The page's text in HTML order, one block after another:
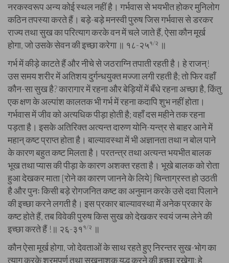
नरकस्वरूप अन्य कोई स्थल नहीं है। गर्भवास से भयभीत होकर मुनिलोग
कठिन तपस्या करते हैं। बड़े-बड़े मनस्वी पुरुष जिस गर्भवास से डरकर
राज्य तथा सुख का परित्याग करके वन में चले जाते हैं, ऐसा कौन मूर्ख
होगा, जो उसके सेवन की इच्छा करेगा ॥ १८-२५१/२ ॥
गर्भ में कीड़े काटते हैं और नीचे से जठराग्नि तपाती रहती है। हे राजन्‌!
उस समय शरीर में अतिशय दुर्गन्धयुक्त मज्जा लगी रहती है; तो फिर वहाँ
कौन-सा सुख है? कारागार में रहना और बेड़ियों में बँधे रहना अच्छा है, किंतु
एक क्षण के अल्पांश कालतक भी गर्भ में रहना कदापि शुभ नहीं होता।
गर्भवास में जीव को अत्यधिक पीड़ा होती है; वहाँ दस महीने तक रहना
पड़ता है। इसके अतिरिक्त अत्यन्त दारुण योनि-यन्त्र से बाहर आने में
महान्‌ कष्ट प्राप्त होता है। बाल्यावस्था में भी अज्ञानता तथा न बोल पाने
के कारण बहुत कष्ट मिलता है। परतन्त्र तथा अत्यन्त भयभीत बालक
भूख तथा प्यास की पीड़ा के कारण अशक्त रहता है। भूखे बालक को रोता
हुआ देखकर माता [रोने का कारण जानने के लिये] चिन्ताग्रस्त हो उठती
है और पुनः किसी बड़े रोगजनित कष्ट का अनुमान करके उसे दवा पिलाने
की इच्छा करने लगती है। इस प्रकार बाल्यावस्था में अनेक प्रकार के
कष्ट होते हैं, तब विवेकी पुरुष किस सुख को देखकर स्वयं जन्म लेने की
इच्छा करते हैं !॥ २६-३१ १/२ ॥
कौन ऐसा मूर्ख होगा, जो देवताओं के साथ रहते हुए निरन्तर सुख-भोग का
त्याग करके श्रमपूर्ण तथा सुखनाशक युद्ध करने की इच्छा रखेगा; हे